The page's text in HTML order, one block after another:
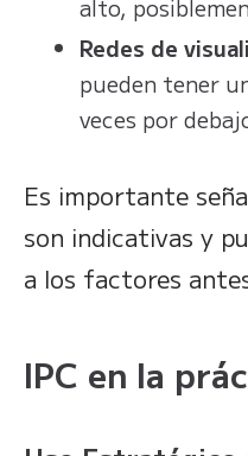
alto,
Redes de
pueden tener
veces por
Es importante
son indicativas y
a los factores
IPC en la